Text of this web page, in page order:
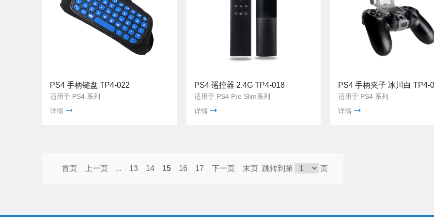
PS4 手柄键盘 TP4-022
适用于 PS4 系列
详情
PS4 遥控器 2.4G TP4-018
适用于 PS4 Pro Slim系列
详情
PS4 手柄夹子 冰川白 TP4-
适用于 PS4 系列
详情
首页 上一页 ... 13 14 15 16 17 下一页 末页 跳转到第 页